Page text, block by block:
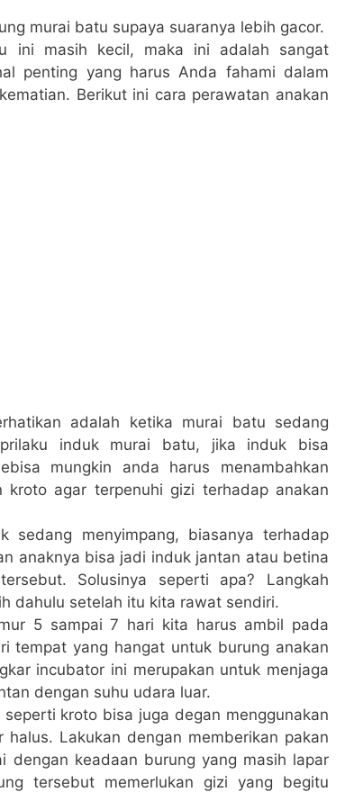
murai batu supaya suaranya lebih gacor.
ini masih kecil, maka ini adalah sangat
penting yang harus Anda fahami dalam
Berikut ini cara perawatan anakan
adalah ketika murai batu sedang
induk murai batu, jika induk bisa
mungkin anda harus menambahkan
agar terpenuhi gizi terhadap anakan
sedang menyimpang, biasanya terhadap
anaknya bisa jadi induk jantan atau betina
Solusinya seperti apa? Langkah
dahulu setelah itu kita rawat sendiri.
5 sampai 7 hari kita harus ambil pada
tempat yang hangat untuk burung anakan
incubator ini merupakan untuk menjaga
dengan suhu udara luar.
kroto bisa juga degan menggunakan
Lakukan dengan memberikan pakan
dengan keadaan burung yang masih lapar
tersebut memerlukan gizi yang begitu